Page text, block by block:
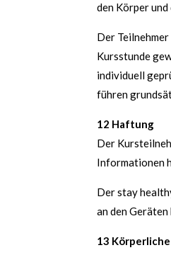
den Körper
Der
Kursstunde
individuell
führen
12 Haftung
Der
Informationen
Der stay
an den
13